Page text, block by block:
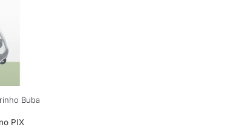
Buba
no PIX